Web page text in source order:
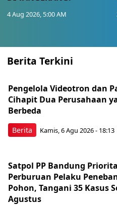
4 Aug 2026, 5:00 AM
Berita Terkini
Berita
Pengelola Videotron dan
Cihapit Dua Perusahaan
Berbeda
Kamis, 6 Agu 2026 - 18:13
Satpol PP Bandung
Perburuan Pelaku
Pohon, Tangani 35 Kasus
Agustus